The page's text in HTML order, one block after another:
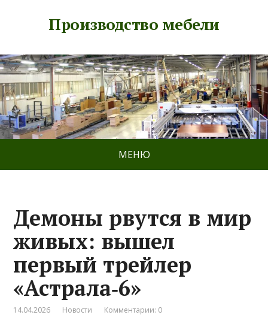
Производство мебели
МЕНЮ
Демоны рвутся в мир
живых: вышел
первый трейлер
«Астрала‑6»
14.04.2026 Новости Комментарии: 0